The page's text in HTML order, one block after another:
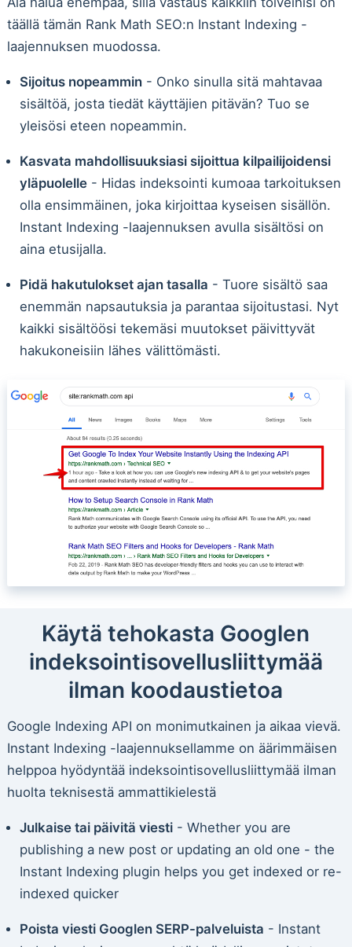
täällä tämän Rank Math SEO:n Instant Indexing -
laajennuksen muodossa.
Sijoitus nopeammin- Onko sinulla sitä mahtavaa
sisältöä, josta tiedät käyttäjien pitävän? Tuo se
yleisösi eteen nopeammin.
Kasvata mahdollisuuksiasi sijoittua kilpailijoidensi
yläpuolelle- Hidas indeksointi kumoaa tarkoituksen
olla ensimmäinen, joka kirjoittaa kyseisen sisällön.
Instant Indexing -laajennuksen avulla sisältösi on
aina etusijalla.
Pidä hakutulokset ajan tasalla - Tuore sisältö saa
enemmän napsautuksia ja parantaa sijoitustasi. Nyt
kaikki sisältöösi tekemäsi muutokset päivittyvät
hakukoneisiin lähes välittömästi.
Käytä tehokasta Googlen
indeksointisovellusliittymää
ilman koodaustietoa
Google Indexing API on monimutkainen ja aikaa vievä.
Instant Indexing -laajennuksellamme on äärimmäisen
helppoa hyödyntää indeksointisovellusliittymää ilman
huolta teknisestä ammattikielestä
Julkaise tai päivitä viesti- Whether you are
publishing a new post or updating an old one - the
Instant Indexing plugin helps you get indexed or re-
indexed quicker
Poista viesti Googlen SERP-palveluista - Instant